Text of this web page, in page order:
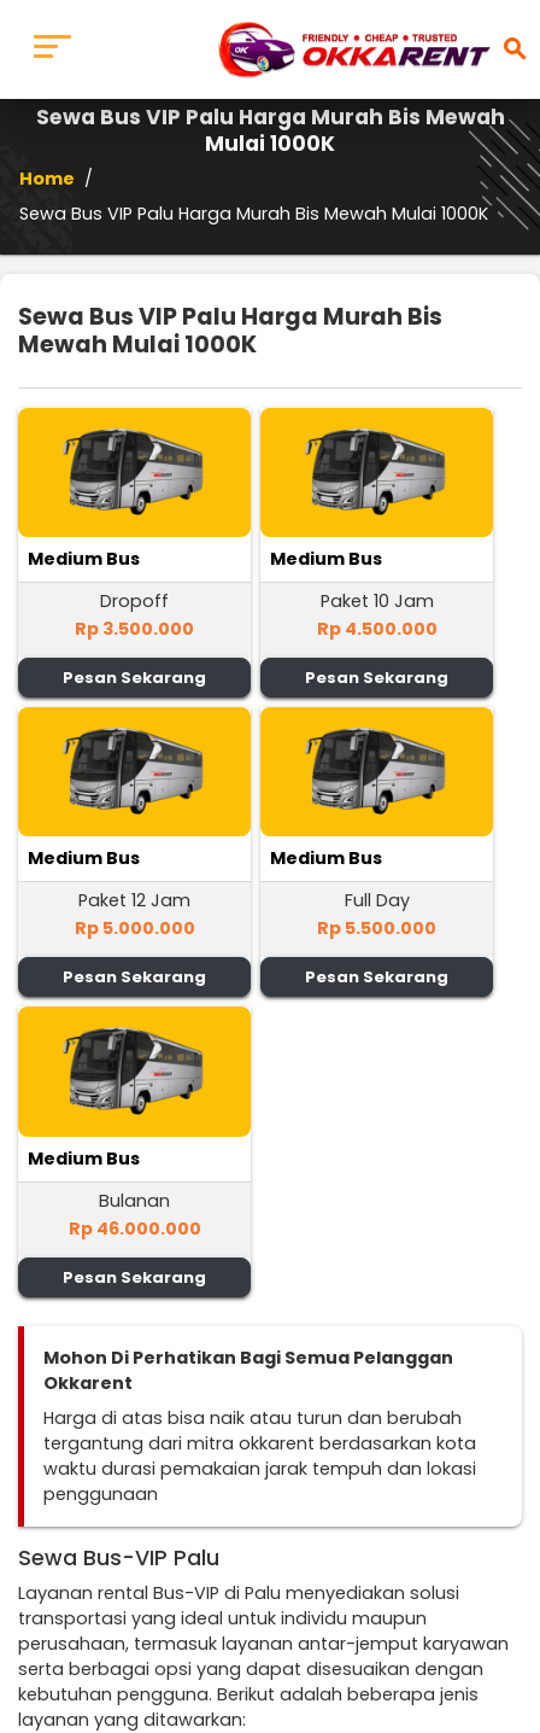
search
Sewa Bus VIP Palu Harga Murah Bis Mewah
Mulai 1000K
Home /
Sewa Bus VIP Palu Harga Murah Bis Mewah Mulai 1000K
Sewa Bus VIP Palu Harga Murah Bis
Mewah Mulai 1000K
Medium Bus
Dropoff
Rp 3.500.000
Pesan Sekarang
Medium Bus
Paket 10 Jam
Rp 4.500.000
Pesan Sekarang
Medium Bus
Paket 12 Jam
Rp 5.000.000
Pesan Sekarang
Medium Bus
Full Day
Rp 5.500.000
Pesan Sekarang
Medium Bus
Bulanan
Rp 46.000.000
Pesan Sekarang
Mohon Di Perhatikan Bagi Semua Pelanggan
Okkarent
Harga di atas bisa naik atau turun dan berubah
tergantung dari mitra okkarent berdasarkan kota
waktu durasi pemakaian jarak tempuh dan lokasi
penggunaan
Sewa Bus-VIP Palu
Layanan rental Bus-VIP di Palu menyediakan solusi
transportasi yang ideal untuk individu maupun
perusahaan, termasuk layanan antar-jemput karyawan
serta berbagai opsi yang dapat disesuaikan dengan
kebutuhan pengguna. Berikut adalah beberapa jenis
layanan yang ditawarkan: